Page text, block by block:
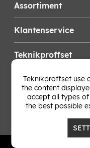
Assortiment
Klantenservice
Teknikproffset
Wijzig Land
Teknikproffset use
the content
accept all types
the best possible